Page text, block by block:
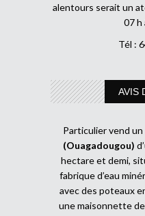
alentours serait un
07 h
Tél :
AVIS
Particulier vend
(Ouagadougou)
hectare et demi,
fabrique d’eau
avec des poteaux
une maisonnette